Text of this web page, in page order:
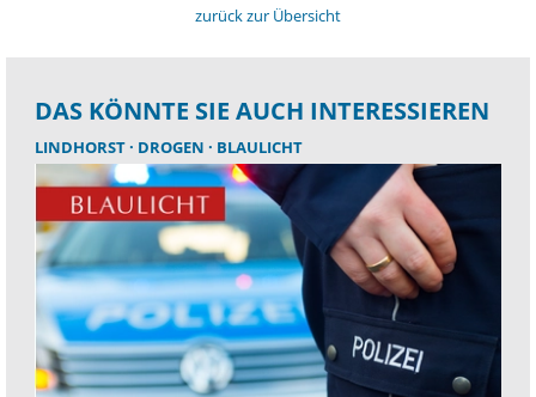
zurück zur Übersicht
DAS KÖNNTE SIE AUCH INTERESSIEREN
LINDHORST DROGEN BLAULICHT